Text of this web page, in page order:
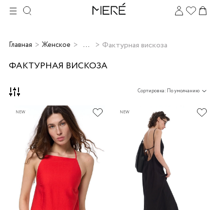
Главная Женское ... Фактурная вискоза
ФАКТУРНАЯ ВИСКОЗА
Сортировка: По умолчанию
NEW NEW